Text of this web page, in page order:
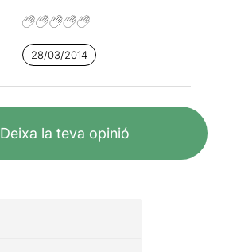
28/03/2014
Deixa la teva opinió